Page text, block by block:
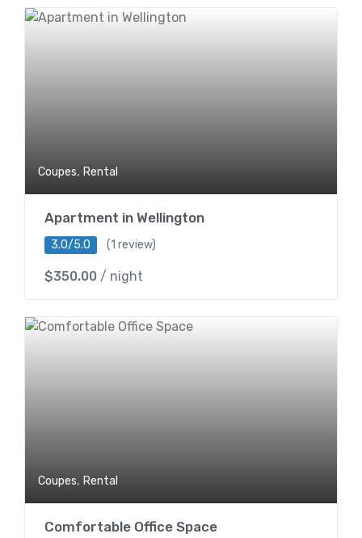
Coupes, Rental
Apartment in Wellington
3.0/5.0 (1 review)
$350.00 / night
Coupes, Rental
Comfortable Office Space